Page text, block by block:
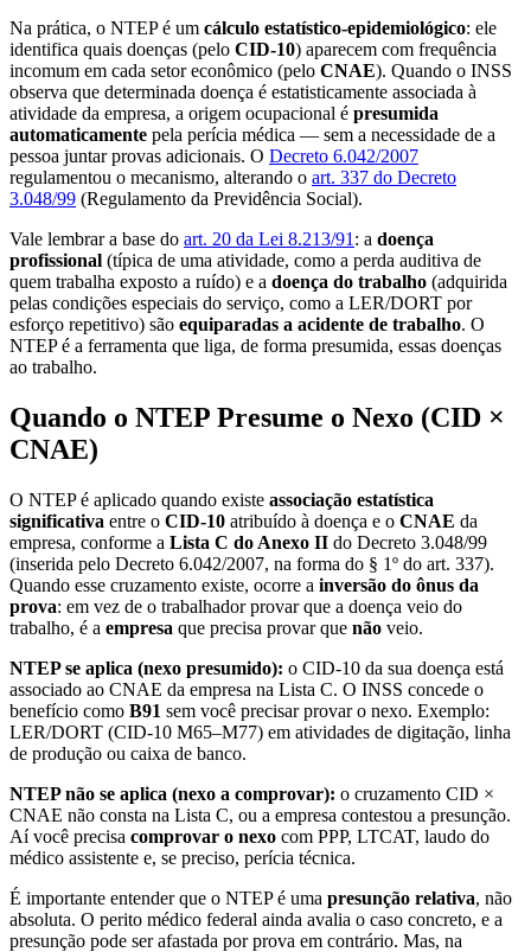
Na prática, o NTEP é um cálculo estatístico-epidemiológico: ele
identifica quais doenças (pelo CID-10) aparecem com frequência
incomum em cada setor econômico (pelo CNAE). Quando o INSS
observa que determinada doença é estatisticamente associada à
atividade da empresa, a origem ocupacional é presumida
automaticamente pela perícia médica — sem a necessidade de a
pessoa juntar provas adicionais. O Decreto 6.042/2007
regulamentou o mecanismo, alterando o art. 337 do Decreto
3.048/99 (Regulamento da Previdência Social).
Vale lembrar a base do art. 20 da Lei 8.213/91: a doença
profissional (típica de uma atividade, como a perda auditiva de
quem trabalha exposto a ruído) e a doença do trabalho (adquirida
pelas condições especiais do serviço, como a LER/DORT por
esforço repetitivo) são equiparadas a acidente de trabalho. O
NTEP é a ferramenta que liga, de forma presumida, essas doenças
ao trabalho.
Quando o NTEP Presume o Nexo (CID ×
CNAE)
O NTEP é aplicado quando existe associação estatística
significativa entre o CID-10 atribuído à doença e o CNAE da
empresa, conforme a Lista C do Anexo II do Decreto 3.048/99
(inserida pelo Decreto 6.042/2007, na forma do § 1º do art. 337).
Quando esse cruzamento existe, ocorre a inversão do ônus da
prova: em vez de o trabalhador provar que a doença veio do
trabalho, é a empresa que precisa provar que não veio.
NTEP se aplica (nexo presumido): o CID-10 da sua doença está
associado ao CNAE da empresa na Lista C. O INSS concede o
benefício como B91 sem você precisar provar o nexo. Exemplo:
LER/DORT (CID-10 M65–M77) em atividades de digitação, linha
de produção ou caixa de banco.
NTEP não se aplica (nexo a comprovar): o cruzamento CID ×
CNAE não consta na Lista C, ou a empresa contestou a presunção.
Aí você precisa comprovar o nexo com PPP, LTCAT, laudo do
médico assistente e, se preciso, perícia técnica.
É importante entender que o NTEP é uma presunção relativa, não
absoluta. O perito médico federal ainda avalia o caso concreto, e a
presunção pode ser afastada por prova em contrário. Mas, na